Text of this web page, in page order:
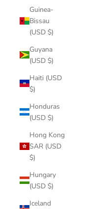
Guinea-
Bissau
(USD $)
Guyana
(USD $)
Haiti (USD
$)
Honduras
(USD $)
Hong Kong
SAR (USD
$)
Hungary
(USD $)
Iceland